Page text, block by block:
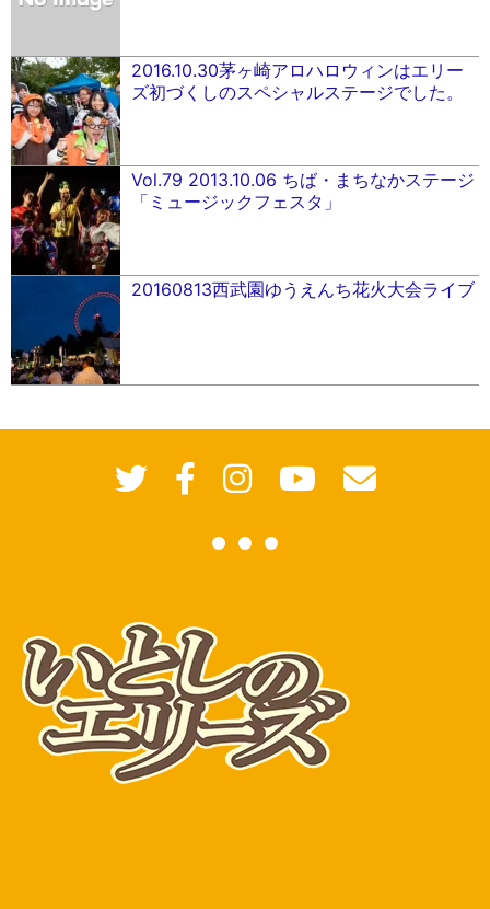
2016.10.30茅ヶ崎アロハロウィンはエリー
ズ初づくしのスペシャルステージでした。
Vol.79 2013.10.06 ちば・まちなかステージ
「ミュージックフェスタ」
20160813西武園ゆうえんち花火大会ライブ